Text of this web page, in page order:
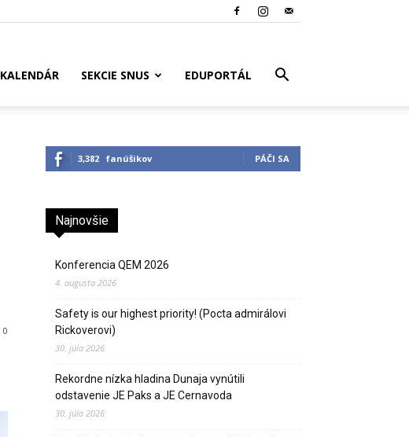
KALENDÁR SEKCIE SNUS EDUPORTÁL
0
3,382 fanúšikov PÁČI SA
Najnovšie
Konferencia QEM 2026
4. augusta 2026
Safety is our highest priority! (Pocta admirálovi
Rickoverovi)
30. júla 2026
Rekordne nízka hladina Dunaja vynútili
odstavenie JE Paks a JE Cernavoda
30. júla 2026